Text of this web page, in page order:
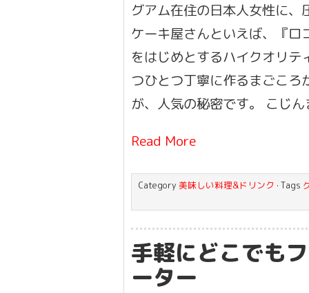
グアム在住の日本人女性に、
ケーキ屋さんといえば、『ロ
をはじめとするハイクオリテ
つひとつ丁寧に作るまごころ
が、人気の秘密です。 こじ
Read More
Category 美味しい料理&ドリンク · Tags
手軽にどこでも
ーター